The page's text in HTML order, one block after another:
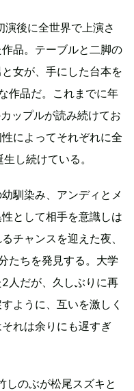
後に全世界で上演さ
品。テーブルと二脚の
女が、手にした台本を
作品だ。これまでに年
ップルが読み続けてお
によってそれぞれに全
し続けている。
馴染み、アンディとメ
として相手を意識しは
チャンスを迎えた夜、
たちを発見する。大学
人だが、久しぶりに再
ように、互いを激しく
れは余りにも遅すぎ
しのぶが松尾スズキと